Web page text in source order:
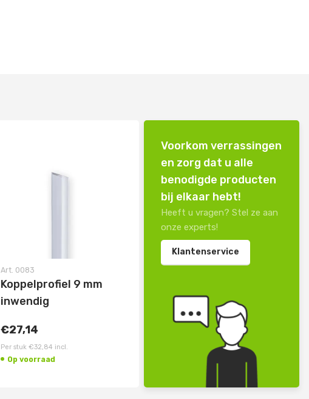
Art. 0083
Koppelprofiel 9 mm
inwendig
€27,14
Per stuk €32,84 incl.
Op voorraad
Voorkom verrassingen
en zorg dat u alle
benodigde producten
bij elkaar hebt!
Heeft u vragen? Stel ze aan
onze experts!
Klantenservice